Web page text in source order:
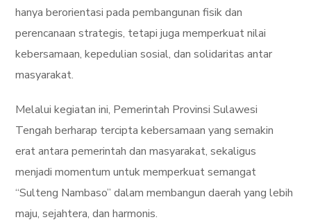
hanya berorientasi pada pembangunan fisik dan
perencanaan strategis, tetapi juga memperkuat nilai
kebersamaan, kepedulian sosial, dan solidaritas antar
masyarakat.
Melalui kegiatan ini, Pemerintah Provinsi Sulawesi
Tengah berharap tercipta kebersamaan yang semakin
erat antara pemerintah dan masyarakat, sekaligus
menjadi momentum untuk memperkuat semangat
“Sulteng Nambaso” dalam membangun daerah yang lebih
maju, sejahtera, dan harmonis.